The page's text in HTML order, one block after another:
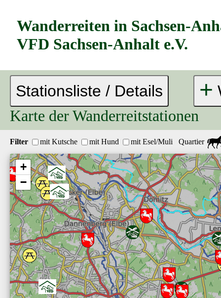
Wanderreiten in Sachsen-
VFD Sachsen-Anhalt e.V.
Stationsliste / Details +
Karte der Wanderreitstationen
Filter mit Kutsche mit Hund mit Esel/Muli Quartier
+
−